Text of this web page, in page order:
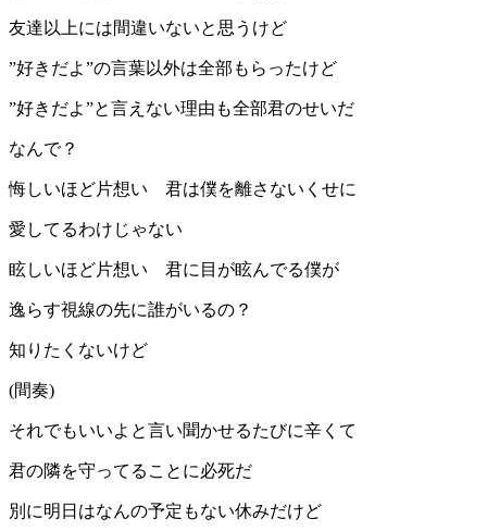
友達以上には間違いないと思うけど
”好きだよ”の言葉以外は全部もらったけど
”好きだよ”と言えない理由も全部君のせいだ
なんで？
悔しいほど片想い 君は僕を離さないくせに
愛してるわけじゃない
眩しいほど片想い 君に目が眩んでる僕が
逸らす視線の先に誰がいるの？
知りたくないけど
(間奏)
それでもいいよと言い聞かせるたびに辛くて
君の隣を守ってることに必死だ
別に明日はなんの予定もない休みだけど